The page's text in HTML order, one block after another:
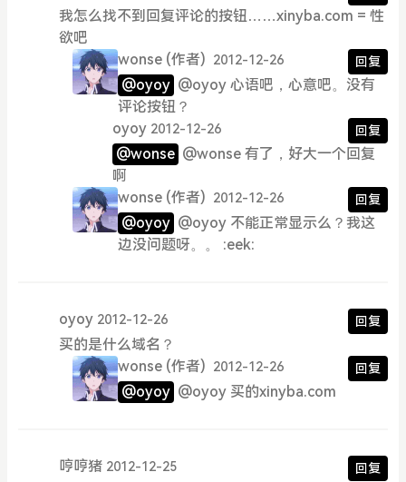
我怎么找不到回复评论的按钮……xinyba.com = 性
欲吧
wonse (作者) 2012-12-26 回复
@oyoy @oyoy 心语吧，心意吧。没有
评论按钮？
oyoy 2012-12-26 回复
@wonse @wonse 有了，好大一个回复
啊
wonse (作者) 2012-12-26 回复
@oyoy @oyoy 不能正常显示么？我这
边没问题呀。。 :eek:
oyoy 2012-12-26 回复
买的是什么域名？
wonse (作者) 2012-12-26 回复
@oyoy @oyoy 买的xinyba.com
哼哼猪 2012-12-25 回复